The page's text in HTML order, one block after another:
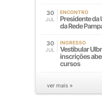
30
JUL
ENCONTRO
Presidente da
da Rede
30
JUL
INGRESSO
Vestibular
inscrições
cursos
ver mais »